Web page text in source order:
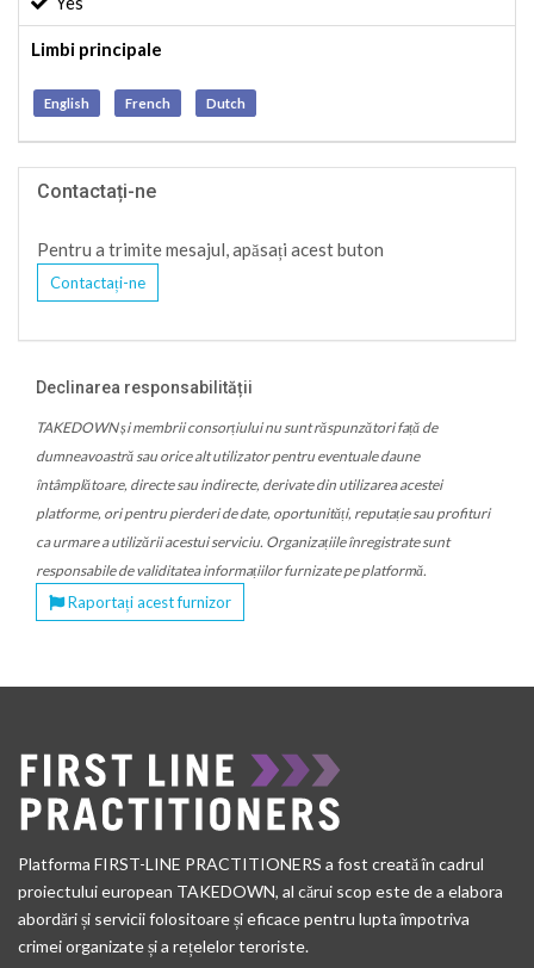
Limbi principale
English French Dutch
Contactați-ne
Pentru a trimite mesajul, apăsați acest buton
Contactați-ne
Declinarea responsabilității
TAKEDOWN și membrii consorțiului nu sunt răspunzători față de
dumneavoastră sau orice alt utilizator pentru eventuale daune
întâmplătoare, directe sau indirecte, derivate din utilizarea acestei
platforme, ori pentru pierderi de date, oportunități, reputație sau profituri
ca urmare a utilizării acestui serviciu. Organizațiile înregistrate sunt
responsabile de validitatea informațiilor furnizate pe platformă.
Raportați acest furnizor
Platforma FIRST-LINE PRACTITIONERS a fost creată în cadrul
proiectului european TAKEDOWN, al cărui scop este de a elabora
abordări și servicii folositoare și eficace pentru lupta împotriva
crimei organizate și a rețelelor teroriste.